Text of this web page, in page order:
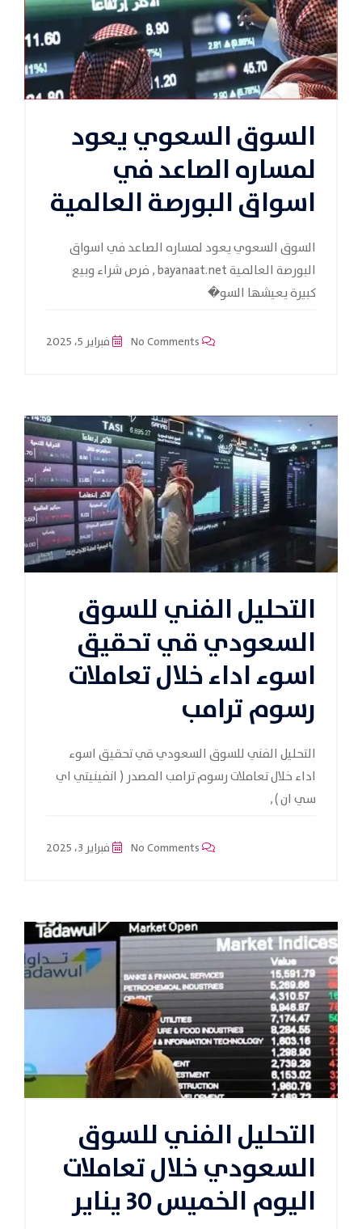
السوق السعوي يعود
لمساره الصاعد في
اسواق البورصة العالمية
السوق السعوي يعود لمساره الصاعد في اسواق
البورصة العالمية bayanaat.net , فرص شراء وبيع
كبيرة يعيشها السو�
فبراير 5، 2025
التحليل الفني للسوق
السعودي قي تحقيق
اسوء اداء خلال تعاملات
رسوم ترامب
التحليل الفني للسوق السعودي قي تحقيق اسوء
اداء خلال تعاملات رسوم ترامب المصدر ( انفينيتي اي
سي ان ) ,
فبراير 3، 2025
التحليل الفني للسوق
السعودي خلال تعاملات
اليوم الخميس 30 يناير